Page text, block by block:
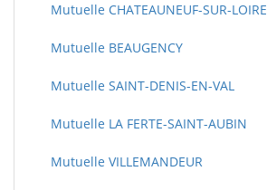
Mutuelle CHATEAUNEUF-SUR-LOIRE
Mutuelle BEAUGENCY
Mutuelle SAINT-DENIS-EN-VAL
Mutuelle LA FERTE-SAINT-AUBIN
Mutuelle VILLEMANDEUR